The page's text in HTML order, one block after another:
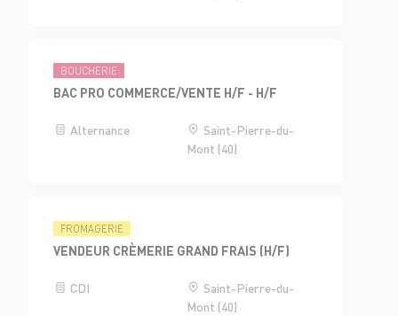
BOUCHERIE
BAC PRO COMMERCE/VENTE H/F - H/F
Alternance
Saint-Pierre-du-
Mont (40)
FROMAGERIE
VENDEUR CRÈMERIE GRAND FRAIS (H/F)
CDI
Saint-Pierre-du-
Mont (40)